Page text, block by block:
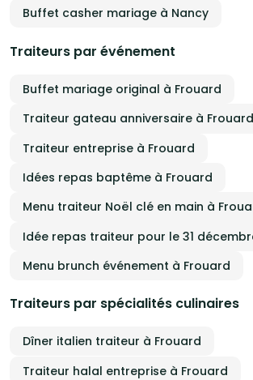
Buffet casher mariage à Nancy
Traiteurs par événement
Buffet mariage original à Frouard
Traiteur gateau anniversaire à Frouard
Traiteur entreprise à Frouard
Idées repas baptême à Frouard
Menu traiteur Noël clé en main à
Idée repas traiteur pour le 31
Menu brunch événement à Frouard
Traiteurs par spécialités culinaires
Dîner italien traiteur à Frouard
Traiteur halal entreprise à Frouard